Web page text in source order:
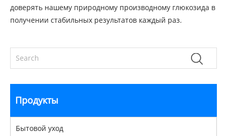
доверять нашему природному производному глюкозида в
получении стабильных результатов каждый раз.
Продукты
Бытовой уход